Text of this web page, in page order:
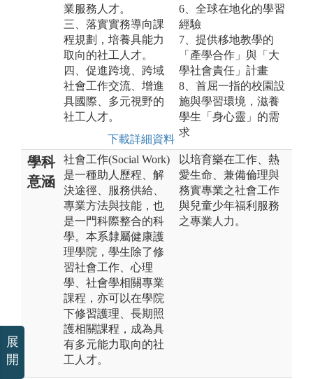
業服務人才。
三、落實實務導向課
程規劃，培養具能力
取向的社工人才。
四、促進跨境、跨域
社會工作交流、增進
具國際、多元視野的
社工人才。
下載詳細資料
6、全球在地化的學習
經驗
7、提供移地教學的
「產學合作」與「大
學社會責任」計畫
8、首屈一指的校園設
施與學習環境，滋養
學生「身心靈」的需
求
學科
意涵
社會工作(Social Work)
是一種助人歷程、解
決途徑、服務供給、
專業方法與技能，也
是一門科際整合的科
學。本系隸屬健康護
理學院，學生除了修
習社會工作、心理
學、社會學相關專業
課程，亦可以在學院
下修習護理、長期照
護相關課程，成為具
有多元能力取向的社
工人才。
以培育樂在工作、熱
愛生命、兼備倫理與
務實專業之社會工作
與兒童少年福利服務
之專業人力。
展
開